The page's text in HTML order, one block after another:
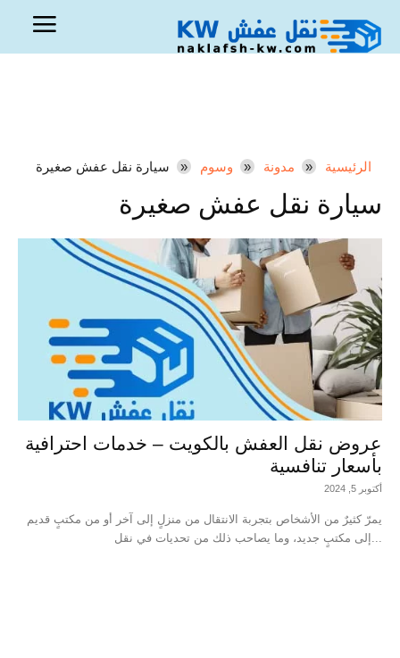
الرئيسية مدونة وسوم سيارة نقل عفش صغيرة
سيارة نقل عفش صغيرة
عروض نقل العفش بالكويت – خدمات احترافية
بأسعار تنافسية
أكتوبر 5, 2024
يمرّ كثيرٌ من الأشخاص بتجربة الانتقال من منزلٍ إلى آخر أو من مكتبٍ قديم
إلى مكتبٍ جديد، وما يصاحب ذلك من تحديات في نقل...